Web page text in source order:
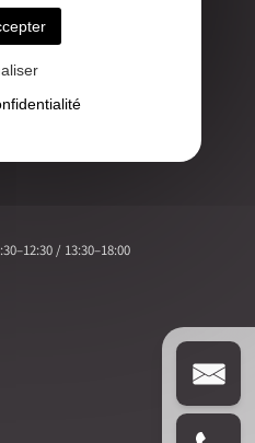
/ 13:30–18:00